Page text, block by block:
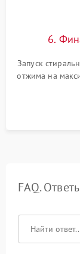
6.
Запуск
отжима на
FAQ.